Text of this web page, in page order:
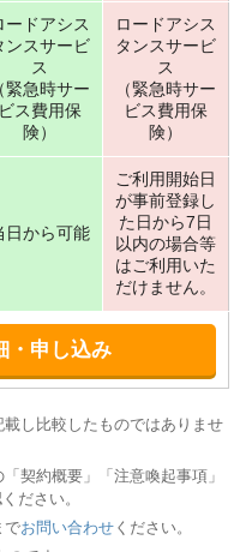
ードアシス
ンスサービ
ス
（緊急時サー
ビス費用保
険）
ロードアシス
タンスサービ
ス
（緊急時サー
ビス費用保
険）
日から可能
ご利用開始日
が事前登録し
た日から7日
以内の場合等
はご利用いた
だけません。
・申し込み
し比較したものではありませ
契約概要」「注意喚起事項」
ださい。
でお問い合わせ ください。